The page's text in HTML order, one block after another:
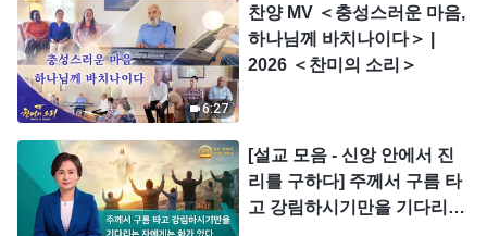
6:27
찬양 MV ＜충성스러운 마음,
하나님께 바치나이다＞ |
2026 ＜찬미의 소리＞
[설교 모음 - 신앙 안에서 진
리를 구하다] 주께서 구름 타
고 강림하시기만을 기다리는